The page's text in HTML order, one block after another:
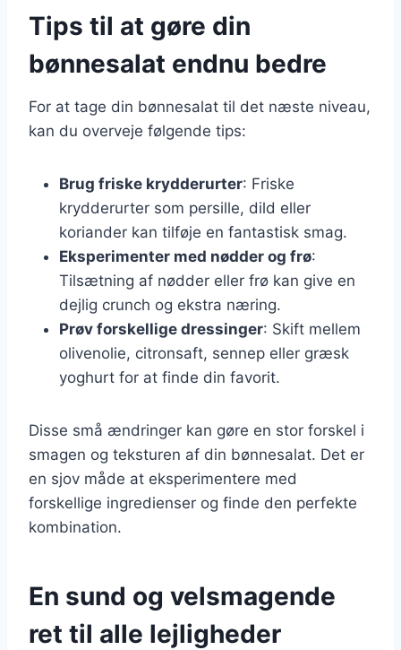
Tips til at gøre din
bønnesalat endnu bedre
For at tage din bønnesalat til det næste niveau,
kan du overveje følgende tips:
Brug friske krydderurter: Friske
krydderurter som persille, dild eller
koriander kan tilføje en fantastisk smag.
Eksperimenter med nødder og frø:
Tilsætning af nødder eller frø kan give en
dejlig crunch og ekstra næring.
Prøv forskellige dressinger: Skift mellem
olivenolie, citronsaft, sennep eller græsk
yoghurt for at finde din favorit.
Disse små ændringer kan gøre en stor forskel i
smagen og teksturen af din bønnesalat. Det er
en sjov måde at eksperimentere med
forskellige ingredienser og finde den perfekte
kombination.
En sund og velsmagende
ret til alle lejligheder